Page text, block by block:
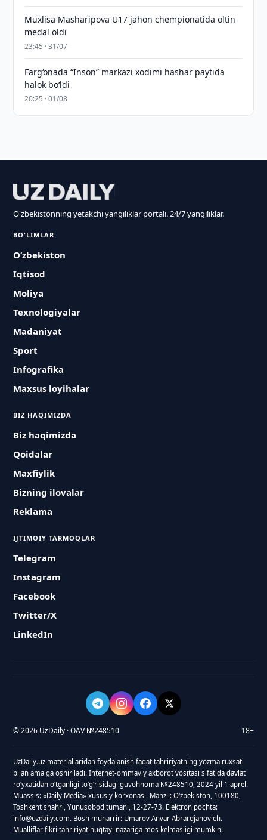
Muxlisa Masharipova U17 jahon chempionatida oltin
medal oldi
23:45 · 31/07
Farg‘onada “Inson” markazi xodimi hashar paytida
halok bo‘ldi
20:25 · 01/08
O'zbekistonning yetakchi yangiliklar portali. 24/7 yangiliklar.
BO'LIMLAR
O‘zbekiston
Iqtisod
Moliya
Texnologiyalar
Madaniyat
Sport
Infografika
Maxsus loyihalar
BIZ HAQIMIZDA
Biz haqimizda
Qoidalar
Maxfiylik
Bizning ilovalar
Reklama
IJTIMOIY TARMOQLAR
Telegram
Instagram
Facebook
Twitter/X
LinkedIn
© 2026 UzDaily · OAV №248510 18+
UzDaily.uz materiallaridan foydalanish faqat tahririyatning yozma ruxsati
bilan amalga oshiriladi. Internet-ommaviy axborot vositasi sifatida davlat
roʻyxatidan oʻtganligi toʻgʻrisidagi guvohnoma №248510, 2024 yil 1 aprel.
Muassis: «Daily Media» xususiy korxonasi. Manzil: Oʻzbekiston, 100180,
Toshkent shahri, Yunusobod tumani, 12-27-73. Elektron pochta:
info@uzdaily.com. Bosh muharrir: Umarov Anvar Abrardjanovich.
Mualliflar fikri tahririyat nuqtayi nazariga mos kelmasligi mumkin.